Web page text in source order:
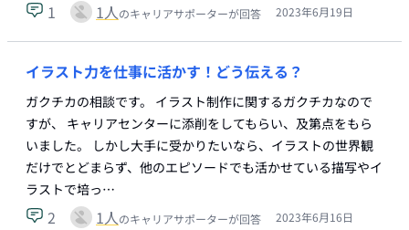
1 1人のキャリアサポーターが回答 2023年6月19日
イラスト力を仕事に活かす！どう伝える？
ガクチカの相談です。 イラスト制作に関するガクチカなので
すが、 キャリアセンターに添削をしてもらい、及第点をもら
いました。 しかし大手に受かりたいなら、イラストの世界観
だけでとどまらず、他のエピソードでも活かせている描写やイ
ラストで培っ…
2 1人のキャリアサポーターが回答 2023年6月16日